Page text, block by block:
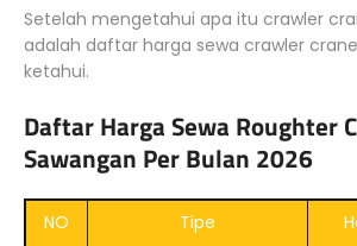
Setelah mengetahui apa itu crawler
adalah daftar harga sewa crawler
ketahui.
Daftar Harga Sewa Roughter
Sawangan Per Bulan 2026
NO Tipe